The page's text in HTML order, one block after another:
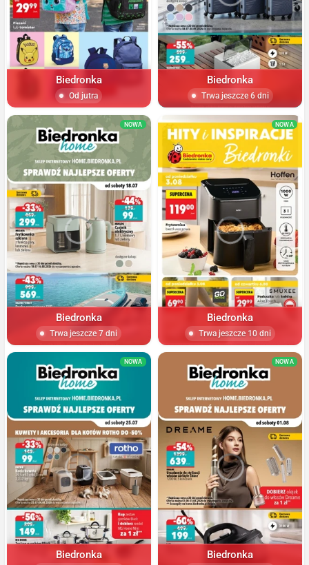
Biedronka
Od jutra
Biedronka
Trwa jeszcze 6 dni
NOWA
Biedronka
Trwa jeszcze 7 dni
NOWA
Biedronka
Trwa jeszcze 10 dni
NOWA
Biedronka
NOWA
Biedronka